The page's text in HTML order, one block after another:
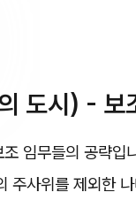
도시) - 보
임무들의 공략
주사위를 제외한